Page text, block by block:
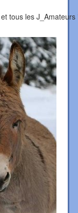
tous les J_Amateurs